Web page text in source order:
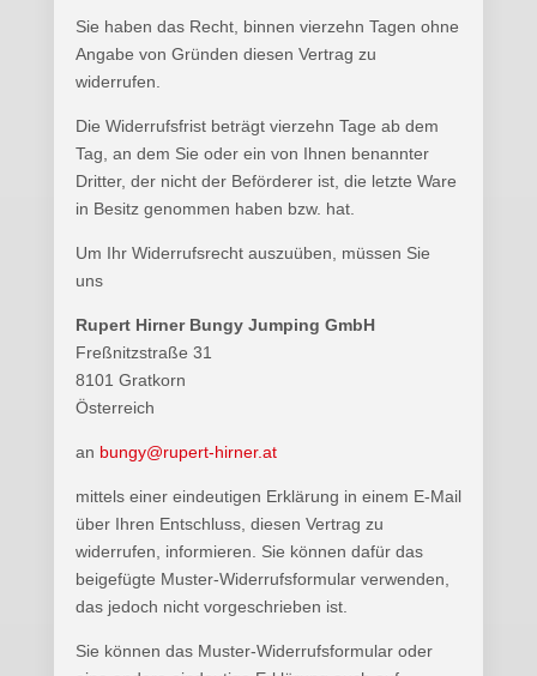
​Sie haben das Recht, binnen vierzehn Tagen ohne
Angabe von Gründen diesen Vertrag zu
widerrufen.
Die Widerrufsfrist beträgt vierzehn Tage ab dem
Tag, an dem Sie oder ein von Ihnen benannter
Dritter, der nicht der Beförderer ist, die letzte Ware
in Besitz genommen haben bzw. hat.
Um Ihr Widerrufsrecht auszuüben, müssen Sie
uns
Rupert Hirner Bungy Jumping GmbH
Freßnitzstraße 31
8101 Gratkorn
Österreich
an bungy@rupert-hirner.at
mittels einer eindeutigen Erklärung in einem E-Mail
über Ihren Entschluss, diesen Vertrag zu
widerrufen, informieren. Sie können dafür das
beigefügte Muster-Widerrufsformular verwenden,
das jedoch nicht vorgeschrieben ist.
Sie können das Muster-Widerrufsformular oder